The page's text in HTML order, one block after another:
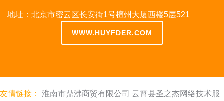
地址：北京市密云区长安街1号檀州大厦西楼5层521
WWW.HUYFDER.COM
友情链接： 淮南市鼎沸商贸有限公司 云霄县圣之杰网络技术服